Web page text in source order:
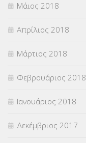
Μάιος 2018
Απρίλιος 2018
Μάρτιος 2018
Φεβρουάριος 2018
Ιανουάριος 2018
Δεκέμβριος 2017